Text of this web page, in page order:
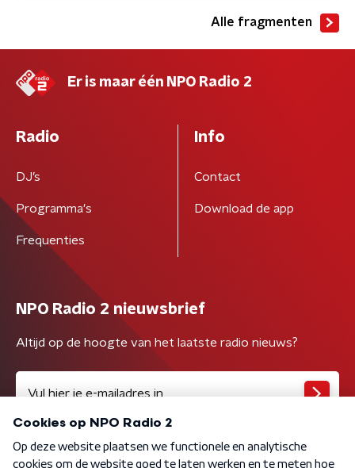
Alle fragmenten
Er is maar één NPO Radio 2
Radio
DJ’s
Programma's
Frequenties
Info
Contact
Download de app
NPO Radio 2 nieuwsbrief
Altijd op de hoogte van het laatste radio nieuws?